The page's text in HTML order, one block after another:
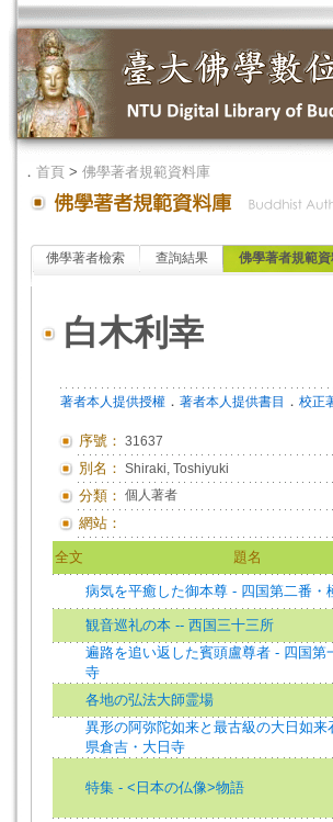
． 首頁 > 佛學著者規範資料庫
佛學著者檢索 查詢結果 佛學著者規範
白木利幸
著者本人提供授權 ． 著者本人提供書目 ． 校正
序號： 31637
別名： Shiraki, Toshiyuki
分類： 個人著者
網站：
全文 題名
病気を平癒した御本尊 - 四国第二番・
観音巡礼の本 -- 西国三十三所
遍路を追い返した賓頭盧尊者 - 四国第
寺
各地の弘法大師霊場
異形の阿弥陀如来と最古級の大日如来
県倉吉・大日寺
特集 - <日本の仏像>物語